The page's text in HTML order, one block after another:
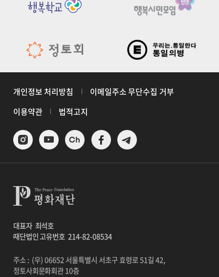
개인정보 처리방침
이메일주소 무단수집 거부
이용약관
법적고지
대표자 최석호
재단법인 고유번호214-82-08534
주소 : (우) 06652 서울특별시 서초구 효령로 51길 42,
정토사회문화회관 10층